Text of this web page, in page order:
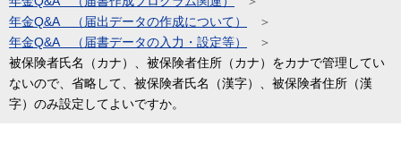
で
す
年金Q&A （届出データの作成について）
年金Q&A （届書データの入力・設定等）
被保険者氏名（カナ）、被保険者住所（カナ）をカナで管理してい
ないので、省略して、被保険者氏名（漢字）、被保険者住所（漢
字）のみ設定してよいですか。